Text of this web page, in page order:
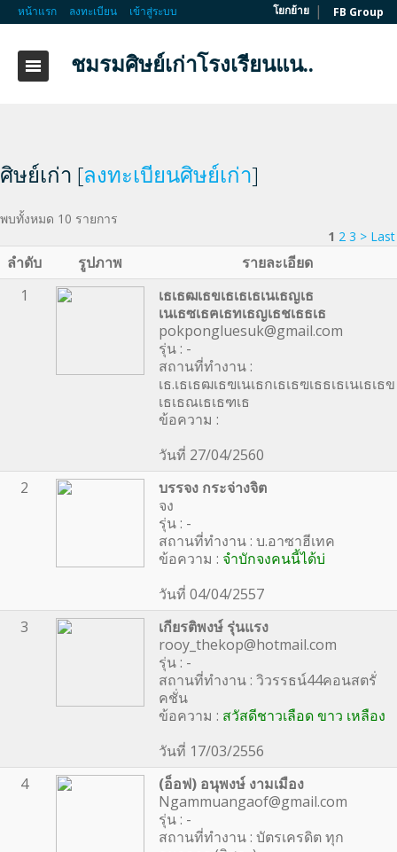
หน้าแรก ลงทะเบียน เข้าสู่ระบบ โยกย้าย | FB Group
ชมรมศิษย์เก่าโรงเรียนแน..
ศิษย์เก่า [ลงทะเบียนศิษย์เก่า]
พบทั้งหมด 10 รายการ
1 2 3 > Last
ลำดับ รูปภาพ
รายละเอียด
1
เธเธฒเธขเธเธเธเนเธญเธ
เนเธซเธฅเธทเธญเธชเธธเธ
pokpongluesuk@gmail.com
รุ่น : -
สถานที่ทำงาน :
เธ.เธเธฒเธฃเนเธกเธเธฃเธธเธเนเธเธข
เธเธณเธเธฑเธ
ข้อความ :
วันที่ 27/04/2560
2
บรรจง กระจ่างจิต
จง
รุ่น : -
สถานที่ทำงาน : บ.อาซาฮีเทค
ข้อความ : จำบักจงคนนี้ได้บ่
วันที่ 04/04/2557
3
เกียรติพงษ์ รุ่นแรง
rooy_thekop@hotmail.com
รุ่น : -
สถานที่ทำงาน : วิวรรธน์44คอนสตรั่
คชั่น
ข้อความ : สวัสดีชาวเลือด ขาว เหลือง
วันที่ 17/03/2556
4
(อ็อฟ) อนุพงษ์ งามเมือง
Ngammuangaof@gmail.com
รุ่น : -
สถานที่ทำงาน : บัตรเครดิต ทุก